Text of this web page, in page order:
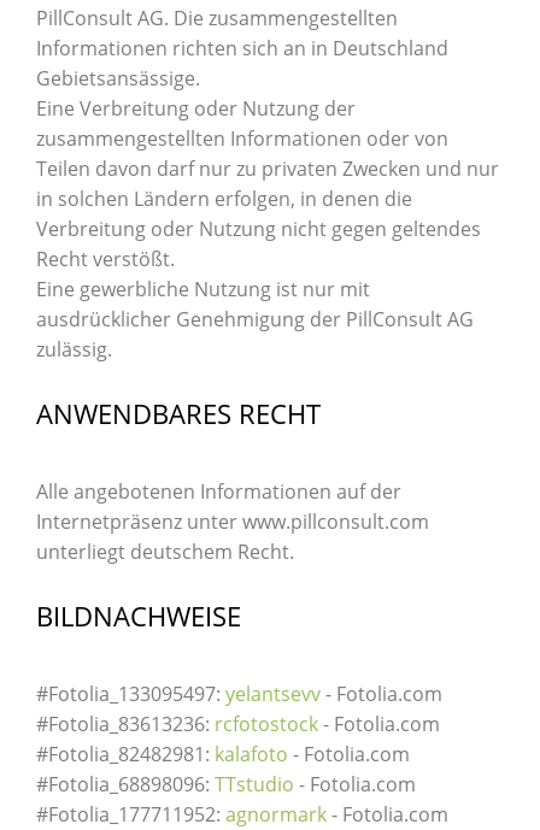
PillConsult AG. Die zusammengestellten
Informationen richten sich an in Deutschland
Gebietsansässige.
Eine Verbreitung oder Nutzung der
zusammengestellten Informationen oder von
Teilen davon darf nur zu privaten Zwecken und nur
in solchen Ländern erfolgen, in denen die
Verbreitung oder Nutzung nicht gegen geltendes
Recht verstößt.
Eine gewerbliche Nutzung ist nur mit
ausdrücklicher Genehmigung der PillConsult AG
zulässig.
ANWENDBARES RECHT
Alle angebotenen Informationen auf der
Internetpräsenz unter www.pillconsult.com
unterliegt deutschem Recht.
BILDNACHWEISE
#Fotolia_133095497: yelantsevv- Fotolia.com
#Fotolia_83613236: rcfotostock- Fotolia.com
#Fotolia_82482981: kalafoto - Fotolia.com
#Fotolia_68898096: TTstudio - Fotolia.com
#Fotolia_177711952: agnormark- Fotolia.com